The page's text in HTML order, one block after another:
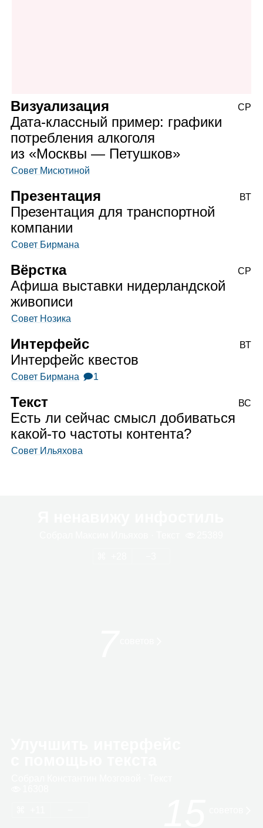
Визуализация
Дата‑классный пример: графики
потребления алкоголя
из «Москвы — Петушков»
Совет Мисютиной
СР
Презентация
Презентация для транспортной
компании
Совет Бирмана
ВТ
Вёрстка
Афиша выставки нидерландской
живописи
Совет Нозика
СР
Интерфейс
Интерфейс квестов
Совет Бирмана 🗩1
ВТ
Текст
Есть ли сейчас смысл добиваться
какой‑то частоты контента?
Совет Ильяхова
ВС